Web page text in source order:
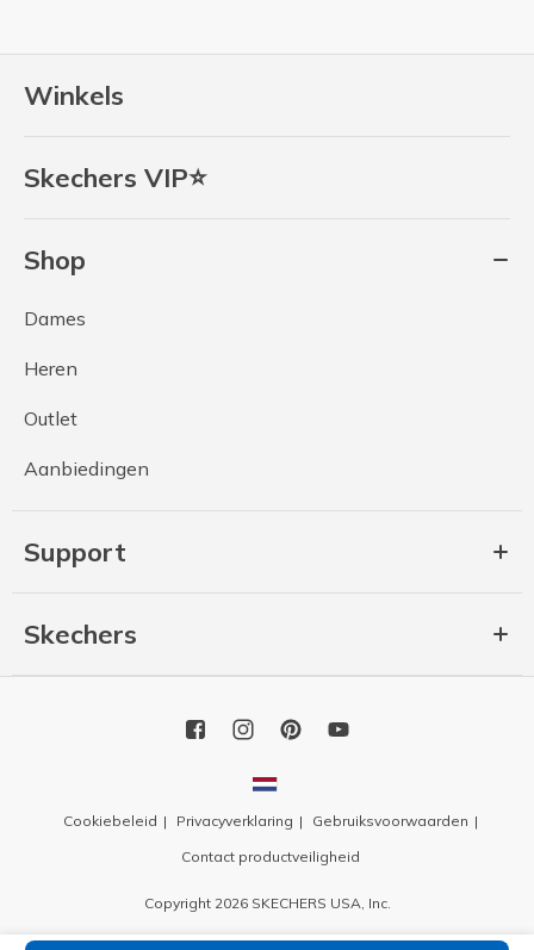
Winkels
Skechers VIP⭐
Shop
Dames
Heren
Outlet
Aanbiedingen
Support
Skechers
Cookiebeleid Privacyverklaring
Gebruiksvoorwaarden
Contact productveiligheid
Copyright 2026 SKECHERS USA, Inc.